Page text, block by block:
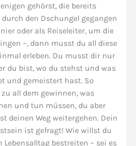
gehörst, die bereits
den Dschungel gegangen
oder als Reiseleiter, um die
–, dann musst du all diese
erleben. Du musst dir nur
du bist, wo du stehst und was
und gemeistert hast. So
all dem gewinnen, was
und tun müssen, du aber
deinen Weg weitergehen. Dein
ist gefragt! Wie willst du
Lebensalltag bestreiten – sei es